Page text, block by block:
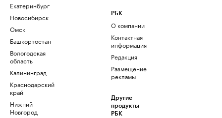
Екатеринбург
Новосибирск
Омск
Башкортостан
Вологодская
область
Калининград
Краснодарский
край
Нижний
Новгород
РБК
О компании
Контактная
информация
Редакция
Размещение
рекламы
Другие
продукты
РБК